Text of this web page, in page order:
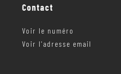
Contact
Voir le numéro
Voir l'adresse email